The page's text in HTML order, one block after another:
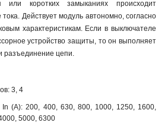
или коротких замыканиях происходит
Действует модуль автономно, согласно
характеристикам. Если в выключателе
устройство защиты, то он выполняет
разъединение цепи.
3, 4
In (А): 200, 400, 630, 800, 1000, 1250, 1600,
5000, 6300